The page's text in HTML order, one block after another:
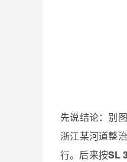
先说结论：别
浙江某河道整
行。后来按SL